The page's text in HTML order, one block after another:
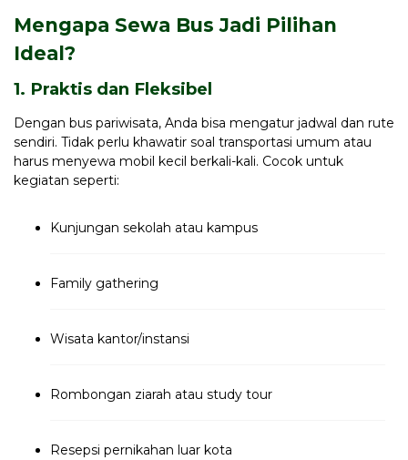
Mengapa Sewa Bus Jadi Pilihan
Ideal?
1. Praktis dan Fleksibel
Dengan bus pariwisata, Anda bisa mengatur jadwal dan rute
sendiri. Tidak perlu khawatir soal transportasi umum atau
harus menyewa mobil kecil berkali-kali. Cocok untuk
kegiatan seperti:
Kunjungan sekolah atau kampus
Family gathering
Wisata kantor/instansi
Rombongan ziarah atau study tour
Resepsi pernikahan luar kota